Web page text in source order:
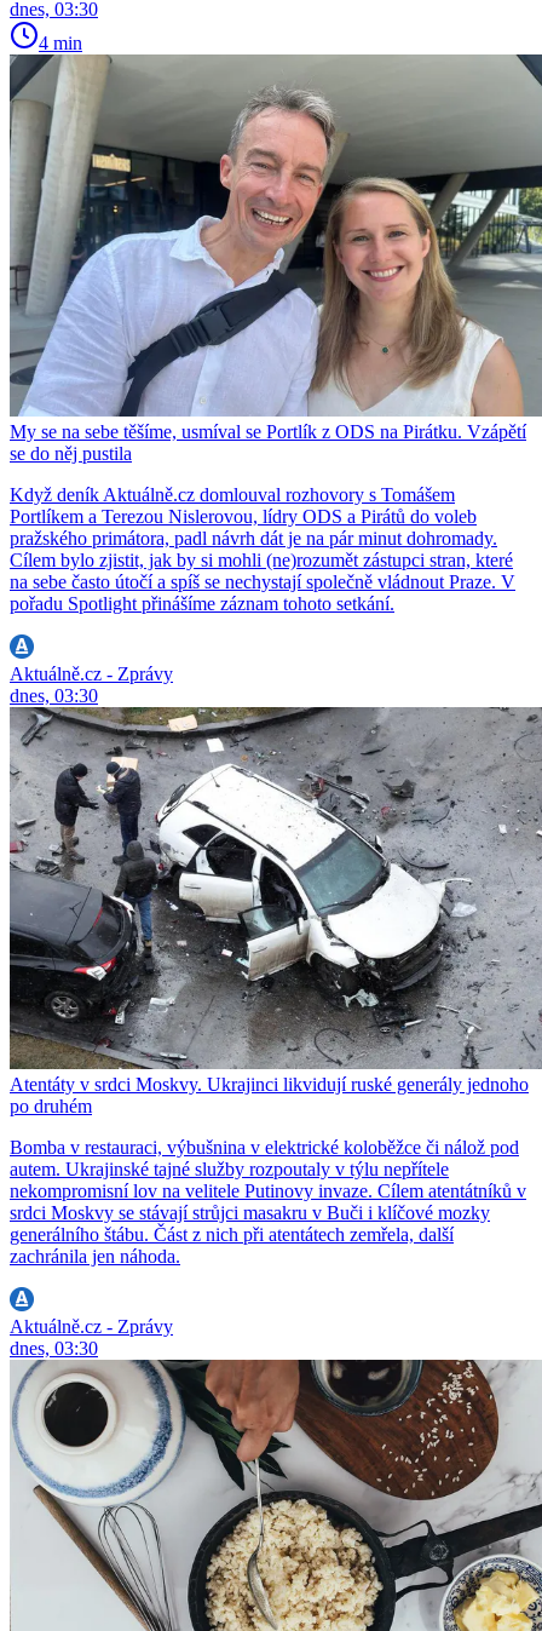
dnes, 03:30
4 min
My se na sebe těšíme, usmíval se Portlík z ODS na Pirátku. Vzápětí
se do něj pustila
Když deník Aktuálně.cz domlouval rozhovory s Tomášem
Portlíkem a Terezou Nislerovou, lídry ODS a Pirátů do voleb
pražského primátora, padl návrh dát je na pár minut dohromady.
Cílem bylo zjistit, jak by si mohli (ne)rozumět zástupci stran, které
na sebe často útočí a spíš se nechystají společně vládnout Praze. V
pořadu Spotlight přinášíme záznam tohoto setkání.
Aktuálně.cz - Zprávy
dnes, 03:30
Atentáty v srdci Moskvy. Ukrajinci likvidují ruské generály jednoho
po druhém
Bomba v restauraci, výbušnina v elektrické koloběžce či nálož pod
autem. Ukrajinské tajné služby rozpoutaly v týlu nepřítele
nekompromisní lov na velitele Putinovy invaze. Cílem atentátníků v
srdci Moskvy se stávají strůjci masakru v Buči i klíčové mozky
generálního štábu. Část z nich při atentátech zemřela, další
zachránila jen náhoda.
Aktuálně.cz - Zprávy
dnes, 03:30